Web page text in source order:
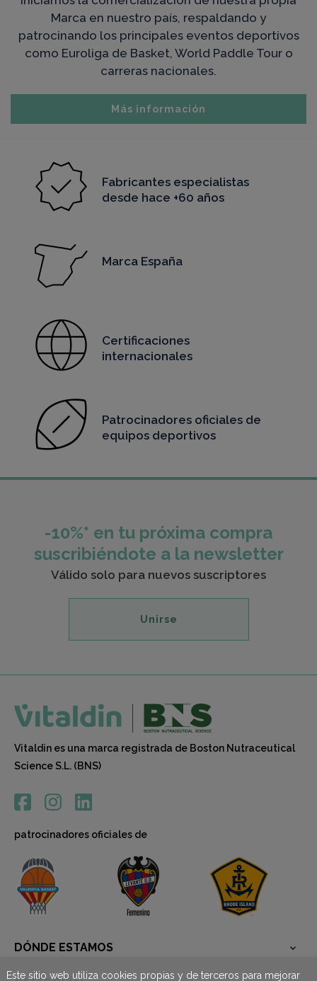
Este sitio web utiliza cookies propias y de terceros para mejorar
Marca en nuestro país, respaldando y
patrocinando los principales eventos deportivos
como Euroliga de Basket, World Paddle Tour o
carreras nacionales.
Más información
Fabricantes especialistas
desde hace +60 años
Marca España
Certificaciones
internacionales
Patrocinadores oficiales de
equipos deportivos
-10%* en tu próxima compra
suscribiéndote a la newsletter
Válido solo para nuevos suscriptores
Unirse
Vitaldin es una marca registrada de Boston Nutraceutical
Science S.L. (BNS)
patrocinadores oficiales de
DÓNDE ESTAMOS 